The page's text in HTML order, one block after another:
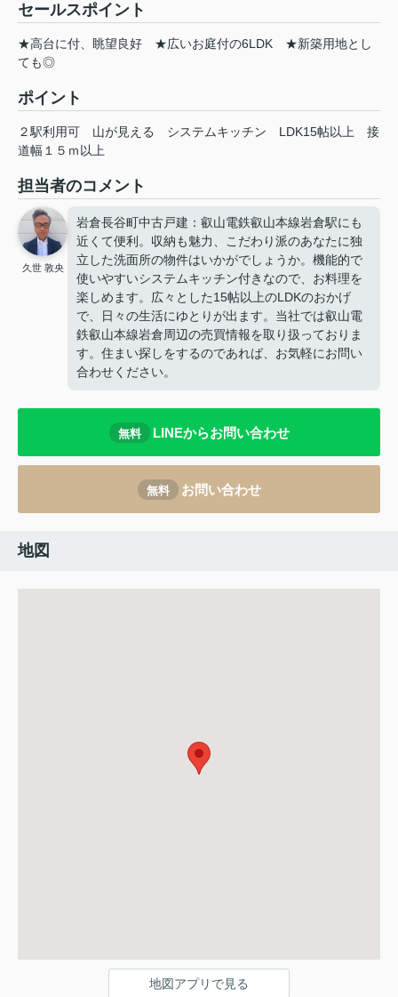
セールスポイント
★高台に付、眺望良好 ★広いお庭付の6LDK ★新築用地とし
ても◎
ポイント
２駅利用可 山が見える システムキッチン LDK15帖以上
接
道幅１５ｍ以上
担当者のコメント
久世 敦央
岩倉長谷町中古戸建：叡山電鉄叡山本線岩倉駅にも
近くて便利。収納も魅力、こだわり派のあなたに独
立した洗面所の物件はいかがでしょうか。機能的で
使いやすいシステムキッチン付きなので、お料理を
楽しめます。広々とした15帖以上のLDKのおかげ
で、日々の生活にゆとりが出ます。当社では叡山電
鉄叡山本線岩倉周辺の売買情報を取り扱っておりま
す。住まい探しをするのであれば、お気軽にお問い
合わせください。
無料 LINEからお問い合わせ
無料 お問い合わせ
地図
地図アプリで見る